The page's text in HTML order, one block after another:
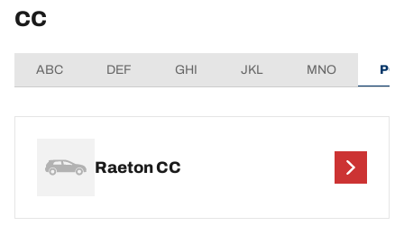
CC
ABC DEF GHI JKL MNO
Raeton CC